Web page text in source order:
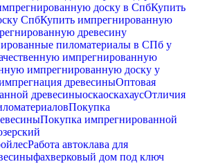
доску в СпбКупить
СпбКупить импрегнированную
древесину
пиломатериалы в СПб у
импрегнированную
импрегнированную доску у
древесиныОптовая
древесиныоскаоскахаусОтличия
Покупка
Покупка импрегнированной
Работа автоклава для
фахверковый дом под ключ